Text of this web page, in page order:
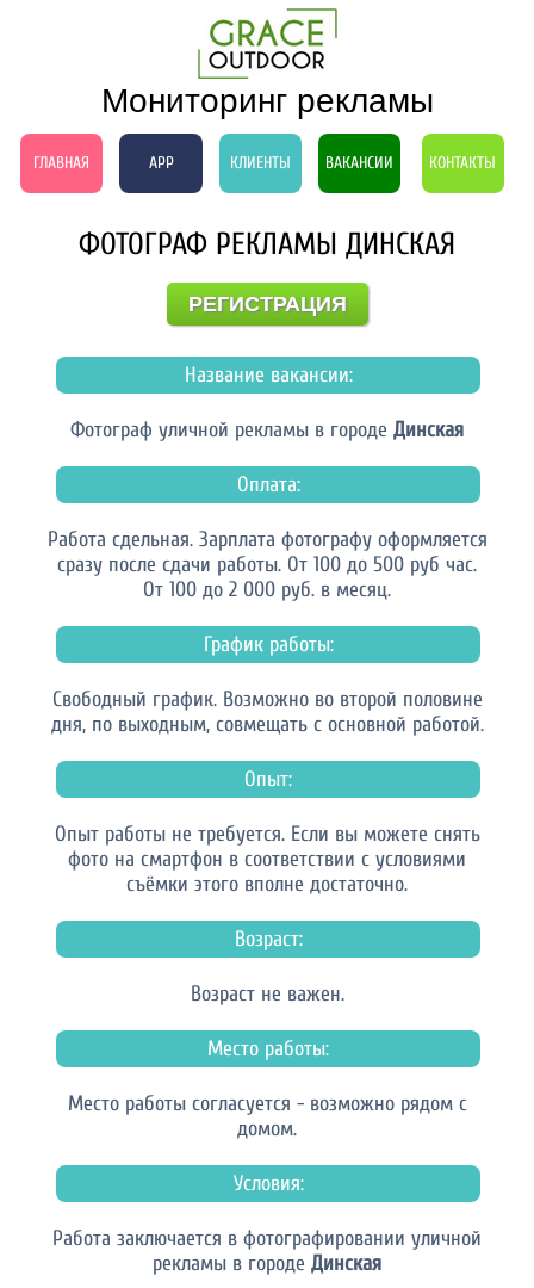
Мониторинг рекламы
ГЛАВНАЯ APP КЛИЕНТЫ ВАКАНСИИ КОНТАКТЫ
ФОТОГРАФ РЕКЛАМЫ ДИНСКАЯ
РЕГИСТРАЦИЯ
Название вакансии:
Фотограф уличной рекламы в городе Динская
Оплата:
Работа сдельная. Зарплата фотографу оформляется
сразу после сдачи работы. От 100 до 500 руб час.
От 100 до 2 000 руб. в месяц.
График работы:
Свободный график. Возможно во второй половине
дня, по выходным, совмещать с основной работой.
Опыт:
Опыт работы не требуется. Если вы можете снять
фото на смартфон в соответствии с условиями
съёмки этого вполне достаточно.
Возраст:
Возраст не важен.
Место работы:
Место работы согласуется - возможно рядом с
домом.
Условия:
Работа заключается в фотографировании уличной
рекламы в городе Динская